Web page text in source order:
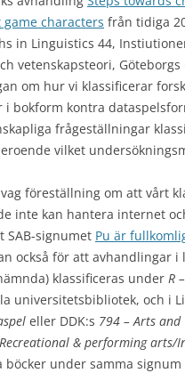
characters från tidiga
in Linguistics 44,
vetenskapsteori,
om hur vi klassificerar
i bokform kontra
frågeställningar
vilket
vag föreställning om att vårt
inte kan hantera internet
SAB-signumet Pu är
också för att avhandlingar i
klassificeras under R
universitetsbibliotek, och i
eller DDK:s 794 – Arts and
& performing arts/
böcker under samma